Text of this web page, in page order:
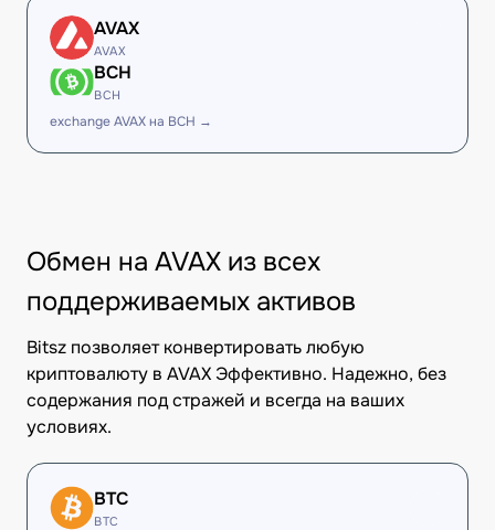
AVAX
AVAX
BCH
BCH
exchange AVAX на BCH →
Обмен на AVAX из всех
поддерживаемых активов
Bitsz позволяет конвертировать любую
криптовалюту в AVAX Эффективно. Надежно, без
содержания под стражей и всегда на ваших
условиях.
BTC
BTC